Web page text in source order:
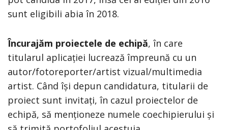
sunt eligibili abia în 2018.
Încurajăm proiectele de echipă, în care
titularul aplicației lucrează împreună cu un
autor/fotoreporter/artist vizual/multimedia
artist. Când își depun candidatura, titularii de
proiect sunt invitați, în cazul proiectelor de
echipă, să menționeze numele coechipierului și